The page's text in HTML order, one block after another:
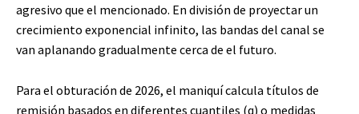
agresivo que el mencionado. En división de proyectar un
crecimiento exponencial infinito, las bandas del canal se
van aplanando gradualmente cerca de el futuro.
Para el obturación de 2026, el maniquí calcula títulos de
remisión basados en diferentes cuantiles (q) o medidas